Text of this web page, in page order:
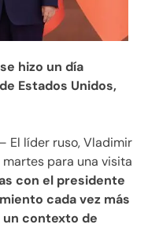
hizo un día
Estados Unidos,
– El líder ruso, Vladimir
para una visita
con el presidente
cada vez más
contexto de